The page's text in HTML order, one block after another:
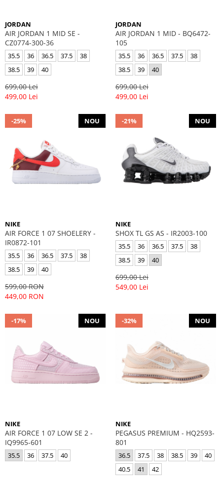
JORDAN
AIR JORDAN 1 MID SE -
CZ0774-300-36
35.5 36 36.5 37.5
38
38.5
39 40
699,00 Lei
499,00 Lei
JORDAN
AIR JORDAN 1 MID - BQ6472-
105
35.5 36 36.5 37.5
38
38.5
39 40
699,00 Lei
499,00 Lei
-25% NOU
NIKE
AIR FORCE 1 07 SHOELERY -
IR0872-101
35.5 36 36.5 37.5
38
38.5
39 40
599,00 RON
449,00 RON
-21% NOU
NIKE
SHOX TL GS AS - IR2003-100
35.5 36 36.5 37.5
38
38.5
39 40
699,00 Lei
549,00 Lei
-17% NOU
NIKE
AIR FORCE 1 07 LOW SE 2 -
IQ9965-601
35.5 36 37.5 40
-32% NOU
NIKE
PEGASUS PREMIUM - HQ2593-
801
36.5 37.5 38 38.5 39
40
40.5
41 42